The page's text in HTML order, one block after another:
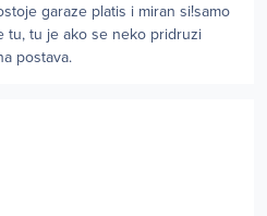
garaze platis i miran si!samo
tu, tu je ako se neko pridruzi
postava.